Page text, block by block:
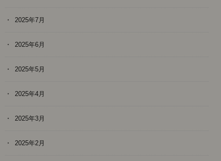
2025年7月
2025年6月
2025年5月
2025年4月
2025年3月
2025年2月